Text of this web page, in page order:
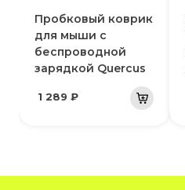
Пробковый коврик
для мыши с
беспроводной
зарядкой Querсus
1 289 ₽